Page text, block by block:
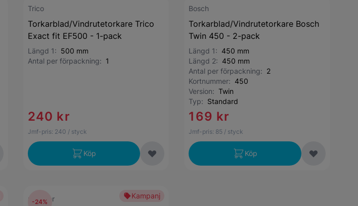
Trico
Torkarblad/Vindrutetorkare Trico
Exact fit EF500 - 1-pack
Längd 1: 500 mm
Antal per förpackning: 1
240 kr
Jmf-pris: 240 / styck
Köp
Bosch
Torkarblad/Vindrutetorkare Bosch
Twin 450 - 2-pack
Längd 1: 450 mm
Längd 2: 450 mm
Antal per förpackning: 2
Kortnummer: 450
Version:Twin
Typ: Standard
169 kr
Jmf-pris: 85 / styck
Köp
Kampanj
mekster
-24%